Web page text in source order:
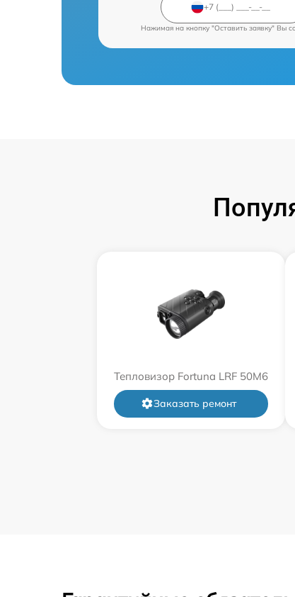
Нажимая на кнопку "Оставить заявку" Вы
Тепловизор Fortuna LRF 50M6
Заказать ремонт